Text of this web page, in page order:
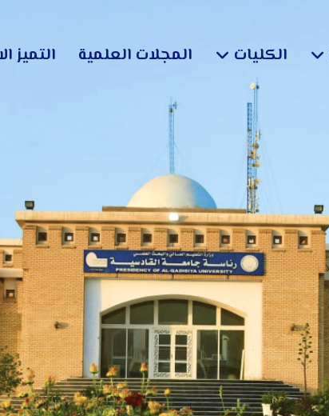
الكليات المجلات العلمية التميز